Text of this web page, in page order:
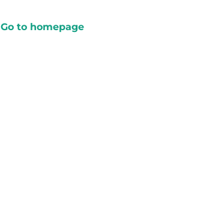
Go to homepage